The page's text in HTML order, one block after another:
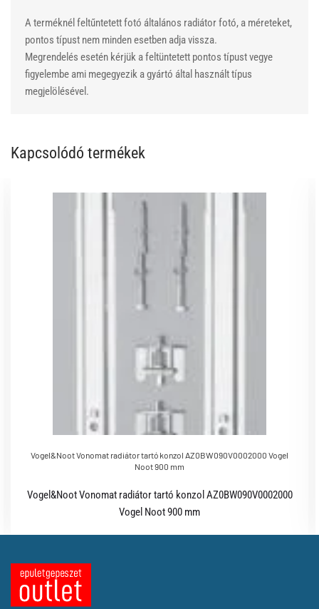
A terméknél feltűntetett fotó általános radiátor fotó, a méreteket,
pontos típust nem minden esetben adja vissza.
Megrendelés esetén kérjük a feltüntetett pontos típust vegye
figyelembe ami megegyezik a gyártó által használt típus
megjelölésével.
Kapcsolódó termékek
Vogel&Noot Vonomat radiátor tartó konzol AZ0BW090V0002000 Vogel
Noot 900 mm
Vogel&Noot Vonomat radiátor tartó konzol AZ0BW090V0002000
Vogel Noot 900 mm